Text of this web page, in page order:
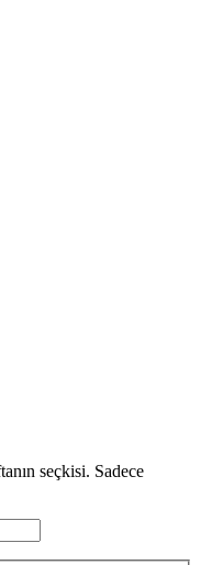
seçkisi. Sadece